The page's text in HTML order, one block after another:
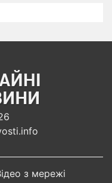
з мережі